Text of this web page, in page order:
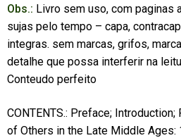
Obs.: Livro sem uso, com paginas
sujas pelo tempo – capa,
integras. sem marcas, grifos,
detalhe que possa interferir na
Conteudo perfeito
CONTENTS.: Preface;
of Others in the Late Middle Ages: